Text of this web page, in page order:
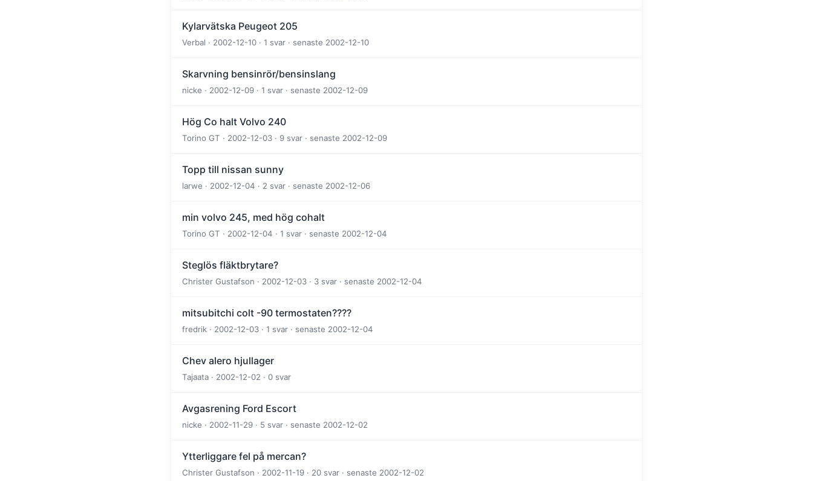
Kylarvätska Peugeot 205
Verbal · 2002-12-10 · 1 svar · senaste 2002-12-10
Skarvning bensinrör/bensinslang
nicke · 2002-12-09 · 1 svar · senaste 2002-12-09
Hög Co halt Volvo 240
Torino GT · 2002-12-03 · 9 svar · senaste 2002-12-09
Topp till nissan sunny
larwe · 2002-12-04 · 2 svar · senaste 2002-12-06
min volvo 245, med hög cohalt
Torino GT · 2002-12-04 · 1 svar · senaste 2002-12-04
Steglös fläktbrytare?
Christer Gustafson · 2002-12-03 · 3 svar · senaste 2002-12-04
mitsubitchi colt -90 termostaten????
fredrik · 2002-12-03 · 1 svar · senaste 2002-12-04
Chev alero hjullager
Tajaata · 2002-12-02 · 0 svar
Avgasrening Ford Escort
nicke · 2002-11-29 · 5 svar · senaste 2002-12-02
Ytterliggare fel på mercan?
Christer Gustafson · 2002-11-19 · 20 svar · senaste 2002-12-02